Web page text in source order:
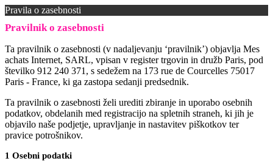
Pravila o zasebnosti
Pravilnik o zasebnosti
Ta pravilnik o zasebnosti (v nadaljevanju ‘pravilnik’) objavlja Mes
achats Internet, SARL, vpisan v register trgovin in družb Paris, pod
številko 912 240 371, s sedežem na 173 rue de Courcelles 75017
Paris - France, ki ga zastopa sedanji predsednik.
Ta pravilnik o zasebnosti želi urediti zbiranje in uporabo osebnih
podatkov, obdelanih med registracijo na spletnih straneh, ki jih je
objavilo naše podjetje, upravljanje in nastavitev piškotkov ter
pravice potrošnikov.
1 Osebni podatki